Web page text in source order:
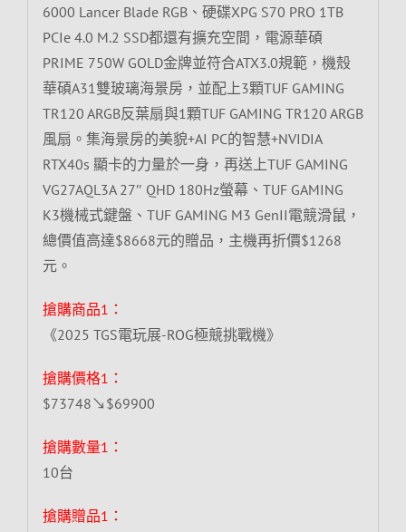
6000 Lancer Blade RGB、硬碟XPG S70 PRO 1TB
PCIe 4.0 M.2 SSD都還有擴充空間，電源華碩
PRIME 750W GOLD金牌並符合ATX3.0規範，機殼
華碩A31雙玻璃海景房，並配上3顆TUF GAMING
TR120 ARGB反葉扇與1顆TUF GAMING TR120 ARGB
風扇。集海景房的美貌+AI PC的智慧+NVIDIA
RTX40s 顯卡的力量於一身，再送上TUF GAMING
VG27AQL3A 27″ QHD 180Hz螢幕、TUF GAMING
K3機械式鍵盤、TUF GAMING M3 GenII電競滑鼠，
總價值高達$8668元的贈品，主機再折價$1268
元。
搶購商品1：
《2025 TGS電玩展-ROG極競挑戰機》
搶購價格1：
$73748↘$69900
搶購數量1：
10台
搶購贈品1：